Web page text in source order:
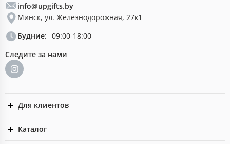
info@upgifts.by
Минск, ул. Железнодорожная, 27к1
Будние: 09:00-18:00
Следите за нами
Для клиентов
Каталог